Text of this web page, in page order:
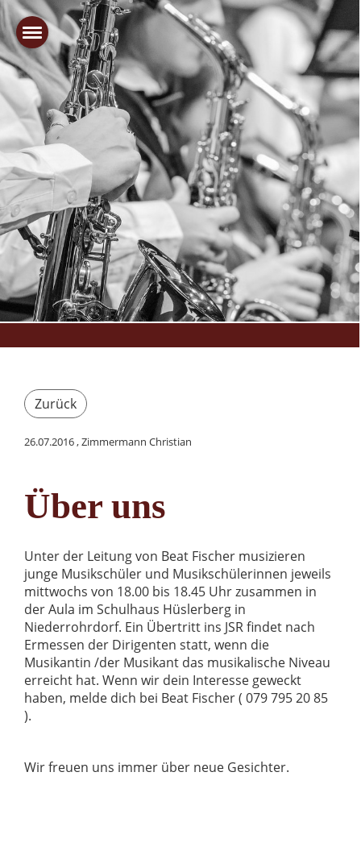
Zurück
26.07.2016, Zimmermann Christian
Über uns
Unter der Leitung von Beat Fischer musizieren
junge Musikschüler und Musikschülerinnen jeweils
mittwochs von 18.00 bis 18.45 Uhr zusammen in
der Aula im Schulhaus Hüslerberg in
Niederrohrdorf. Ein Übertritt ins JSR findet nach
Ermessen der Dirigenten statt, wenn die
Musikantin /der Musikant das musikalische Niveau
erreicht hat. Wenn wir dein Interesse geweckt
haben, melde dich bei Beat Fischer ( 079 795 20 85
).
Wir freuen uns immer über neue Gesichter.